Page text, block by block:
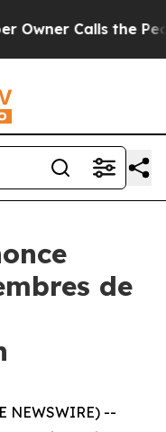
Calls the
de
NEWSWIRE) --